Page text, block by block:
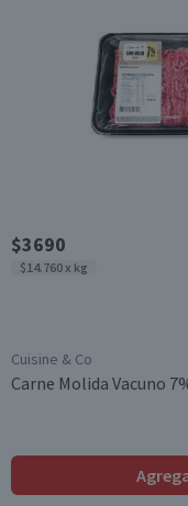
$3690
$14.760 x kg
Cuisine & Co
Carne Molida Vacuno